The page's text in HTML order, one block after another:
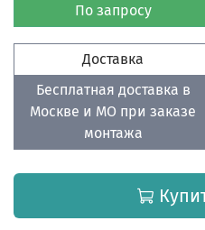
По запросу
Доставка
Бесплатная доставка в
Москве и МО при заказе
монтажа